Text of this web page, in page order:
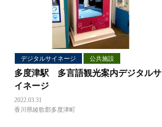
デジタルサイネージ 公共施設
多度津駅 多言語観光案内デジタルサ
イネージ
2022.03.31
香川県綾歌郡多度津町